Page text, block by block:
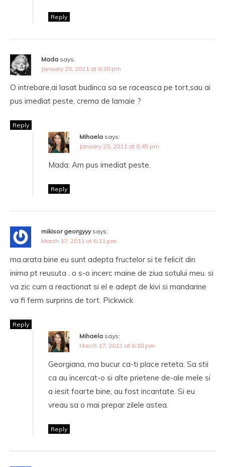
Reply
Mada says:
January 28, 2011 at 8:38 pm
O intrebare,ai lasat budinca sa se raceasca pe tort,sau ai
pus imediat peste, crema de lamaie ?
Reply
Mihaela says:
January 28, 2011 at 8:45 pm
Mada: Am pus imediat peste.
Reply
mikisor georgyyy says:
March 17, 2011 at 6:11 pm
ma.arata bine eu sunt adepta fructelor si te felicit din
inima pt reusuta . o s-o incerc maine de ziua sotului meu. si
va zic cum a reactionat si el e adept de kivi si mandarine
va fi ferm surprins de tort. Pickwick
Reply
Mihaela says:
March 17, 2011 at 6:18 pm
Georgiana, ma bucur ca-ti place reteta. Sa stii
ca au incercat-o si alte prietene de-ale mele si
a iesit foarte bine, au fost incantate. Si eu
vreau sa o mai prepar zilele astea.
Reply